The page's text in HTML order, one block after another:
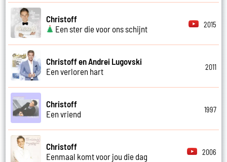
Christoff
Een ster die voor ons schijnt
2015
Christoff en Andrei Lugovski
Een verloren hart
2011
Christoff
Een vriend
1997
Christoff
Eenmaal komt voor jou die dag
2006